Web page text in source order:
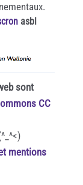
asbl
sont
CC
mentions